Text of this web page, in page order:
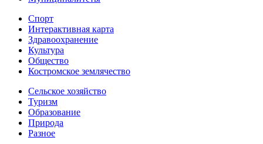
Спорт
Интерактивная карта
Здравоохранение
Культура
Общество
Костромское землячество
Сельское хозяйство
Туризм
Образование
Природа
Разное